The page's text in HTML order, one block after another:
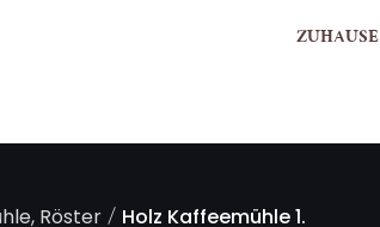
ZUHAUSE
Röster/ Holz Kaffeemühle 1.